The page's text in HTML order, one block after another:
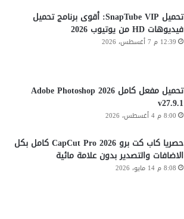
تحميل SnapTube VIP: أقوى برنامج تحميل
فيديوهات HD من يوتيوب 2026
12:39 م 7 أغسطس، 2026
تحميل مفعل كامل Adobe Photoshop 2026
v27.9.1
8:00 م 4 أغسطس، 2026
حصريا كاب كت برو CapCut Pro 2026 كامل بكل
الاضافات والتصدير بدون علامة مائية
8:08 م 14 مايو، 2026